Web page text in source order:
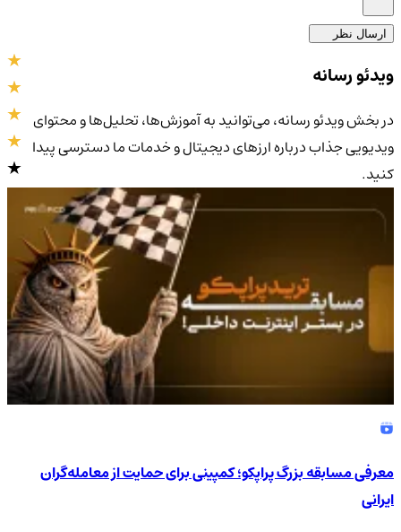
ارسال نظر
4.9/5
ویدئو رسانه
در بخش ویدئو رسانه، می‌توانید به آموزش‌ها، تحلیل‌ها و محتوای
ویدیویی جذاب درباره ارزهای دیجیتال و خدمات ما دسترسی پیدا
کنید.
معرفی مسابقه بزرگ پراپکو؛ کمپینی برای حمایت از معامله‌گران
ایرانی